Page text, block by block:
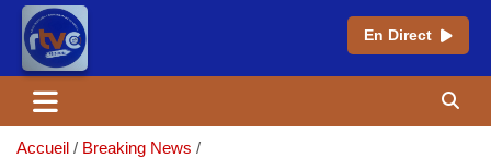
En Direct
contenu
Accueil
Breaking News